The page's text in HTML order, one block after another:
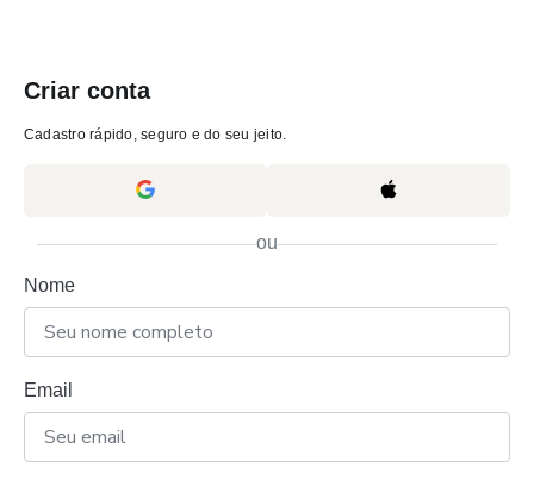
Criar conta
Cadastro rápido, seguro e do seu jeito.
ou
Nome
Email